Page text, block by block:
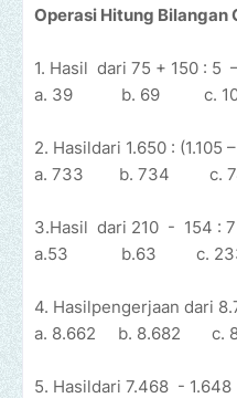
Operasi Hitung Bilangan
1. Hasil dari 75 + 150 : 5
a. 39
b. 69 c.
2. Hasildari 1.650 : (1.105
a. 733
b. 734 c.
3.Hasil dari 210 - 154 : 7
a.53
b.63 c.
4. Hasilpengerjaan dari
a. 8.662
b. 8.682 c.
5. Hasildari 7.468 - 1.648